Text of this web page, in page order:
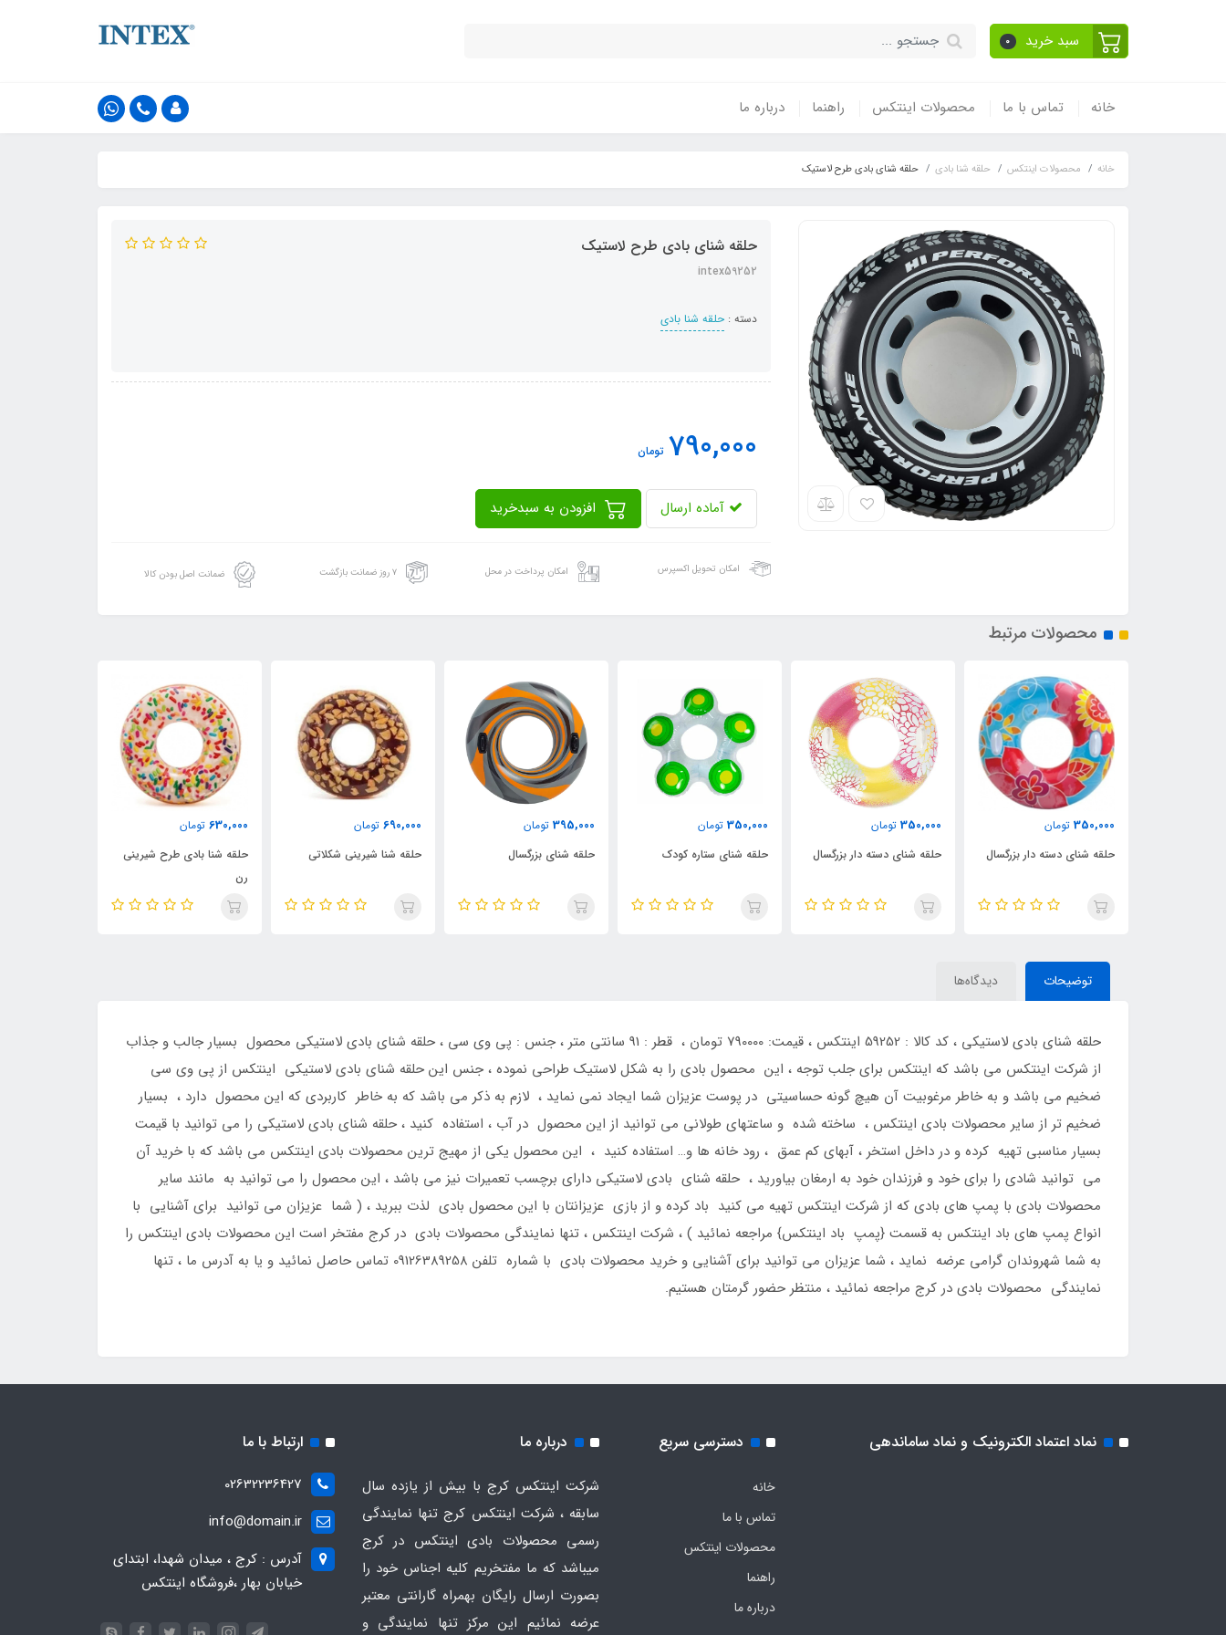
سبد خرید 0
خانه تماس با ما محصولات اینتکس راهنما درباره ما
خانه محصولات اینتکس حلقه شنا بادی حلقه شنای بادی طرح لاستیک
حلقه شنای بادی طرح لاستیک
intex59252
دسته : حلقه شنا بادی
790,000 تومان
آماده ارسال
امکان تحویل اکسپرس امکان پرداخت در محل ۷ روز ضمانت بازگشت ضمانت اصل بودن کالا
محصولات مرتبط
350,000 تومان
حلقه شنای دسته دار بزرگسال
350,000 تومان
حلقه شنای ستاره کودک
395,000 تومان
حلقه شنای بزرگسال
690,000 تومان
حلقه شنا شیرینی شکلاتی
630,000 تومان
حلقه شنا بادی طرح شیرینی
ناموجود
حلقه شنای اینتکس ویژه
بزرگسالان
توضیحات دیدگاه‌ها
حلقه شنای بادی لاستیکی ، کد کالا : 59252 اینتکس ، قیمت: 790000 تومان ، قطر : 91 سانتی متر ، جنس : پی وی سی ، حلقه شنای بادی لاستیکی محصول بسیار جالب و جذاب
از شرکت اینتکس می باشد که اینتکس برای جلب توجه ، این محصول بادی را به شکل لاستیک طراحی نموده ، جنس این حلقه شنای بادی لاستیکی اینتکس از پی وی سی
ضخیم می باشد و به خاطر مرغوبیت آن هیچ گونه حساسیتی در پوست عزیزان شما ایجاد نمی نماید ، لازم به ذکر می باشد که به خاطر کاربردی که این محصول دارد ، بسیار
ضخیم تر از سایر محصولات بادی اینتکس ، ساخته شده و ساعتهای طولانی می توانید از این محصول در آب ، استفاده کنید ، حلقه شنای بادی لاستیکی را می توانید با قیمت
بسیار مناسبی تهیه کرده و در داخل استخر ، آبهای کم عمق ، رود خانه ها و… استفاده کنید ، این محصول یکی از مهیج ترین محصولات بادی اینتکس می باشد که با خرید آن
می توانید شادی را برای خود و فرزندان خود به ارمغان بیاورید ، حلقه شنای بادی لاستیکی دارای برچسب تعمیرات نیز می باشد ، این محصول را می توانید به مانند سایر
محصولات بادی با پمپ های بادی که از شرکت اینتکس تهیه می کنید باد کرده و از بازی عزیزانتان با این محصول بادی لذت ببرید ، ( شما عزیزان می توانید برای آشنایی با
انواع پمپ های باد اینتکس به قسمت {پمپ باد اینتکس} مراجعه نمائید ) ، شرکت اینتکس ، تنها نمایندگی محصولات بادی در کرج مفتخر است این محصولات بادی اینتکس را
به شما شهروندان گرامی عرضه نماید ، شما عزیزان می توانید برای آشنایی و خرید محصولات بادی با شماره تلفن 09126389258 تماس حاصل نمائید و یا به آدرس ما ، تنها
نمایندگی محصولات بادی در کرج مراجعه نمائید ، منتظر حضور گرمتان هستیم.
نماد اعتماد الکترونیک و نماد ساماندهی دسترسی سریع
خانه
تماس با ما
محصولات اینتکس
راهنما
درباره ما
درباره ما
شرکت اینتکس کرج با بیش از یازده سال
سابقه ، شرکت اینتکس کرج تنها نمایندگی
رسمی محصولات بادی اینتکس در کرج
میباشد که ما مفتخریم کلیه اجناس خود را
بصورت ارسال رایگان بهمراه گارانتی معتبر
عرضه نمائیم این مرکز تنها نمایندگی و
ارتباط با ما
02632236427
info@domain.ir
آدرس : کرج ، میدان شهدا، ابتدای
خیابان بهار ،فروشگاه اینتکس